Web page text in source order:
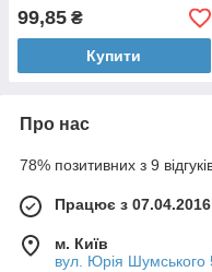
99,85 ₴
Купити
Про нас
78% позитивних з 9
Працює з 07.04.2016
м. Київ
вул. Юрія Шумського